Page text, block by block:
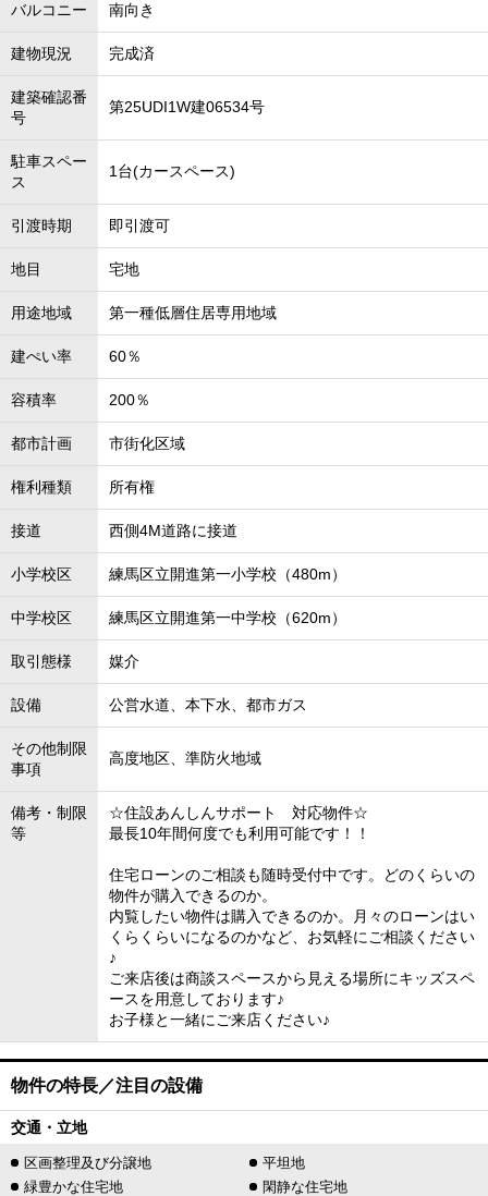
バルコニー 南向き
建物現況 完成済
建築確認番
号
第25UDI1W建06534号
駐車スペー
ス
1台(カースペース)
引渡時期 即引渡可
地目 宅地
用途地域 第一種低層住居専用地域
建ぺい率 60％
容積率 200％
都市計画 市街化区域
権利種類 所有権
接道 西側4M道路に接道
小学校区 練馬区立開進第一小学校（480m）
中学校区 練馬区立開進第一中学校（620m）
取引態様 媒介
設備 公営水道、本下水、都市ガス
その他制限
事項
高度地区、準防火地域
備考・制限
等
☆住設あんしんサポート 対応物件☆
最長10年間何度でも利用可能です！！
住宅ローンのご相談も随時受付中です。どのくらいの
物件が購入できるのか。
内覧したい物件は購入できるのか。月々のローンはい
くらくらいになるのかなど、お気軽にご相談ください
♪
ご来店後は商談スペースから見える場所にキッズスペ
ースを用意しております♪
お子様と一緒にご来店ください♪
物件の特長／注目の設備
交通・立地
区画整理及び分譲地
平坦地
緑豊かな住宅地
閑静な住宅地